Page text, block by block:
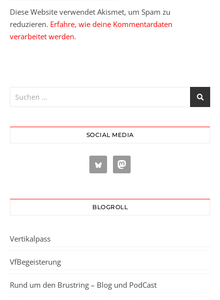
Diese Website verwendet Akismet, um Spam zu
reduzieren. Erfahre, wie deine Kommentardaten
verarbeitet werden.
SOCIAL MEDIA
BLOGROLL
Vertikalpass
VfBegeisterung
Rund um den Brustring – Blog und PodCast